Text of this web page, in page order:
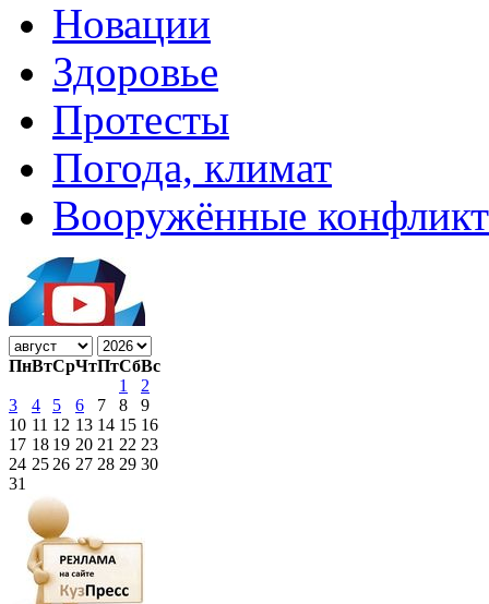
Новации
Здоровье
Протесты
Погода, климат
Вооружённые
ПнВтСрЧтПтСбВс
1
2
3
4 5 6 7 8
9
10 11 12 13 14 15 16
17 18 19 20 21 22 23
24 25 26 27 28 29 30
31